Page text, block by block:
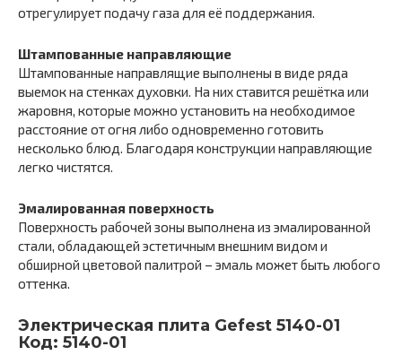
отрегулирует подачу газа для её поддержания.
Штампованные направляющие
Штампованные направлящие выполнены в виде ряда
выемок на стенках духовки. На них ставится решётка или
жаровня, которые можно установить на необходимое
расстояние от огня либо одновременно готовить
несколько блюд. Благодаря конструкции направляющие
легко чистятся.
Эмалированная поверхность
Поверхность рабочей зоны выполнена из эмалированной
стали, обладающей эстетичным внешним видом и
обширной цветовой палитрой – эмаль может быть любого
оттенка.
Электрическая плита Gefest 5140-01
Код: 5140-01